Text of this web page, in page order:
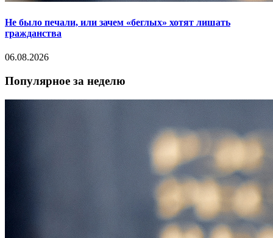
Не было печали, или зачем «беглых» хотят лишать
гражданства
06.08.2026
Популярное за неделю